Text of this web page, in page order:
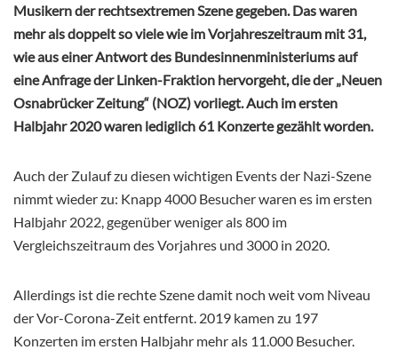
Musikern der rechtsextremen Szene gegeben. Das waren
mehr als doppelt so viele wie im Vorjahreszeitraum mit 31,
wie aus einer Antwort des Bundesinnenministeriums auf
eine Anfrage der Linken-Fraktion hervorgeht, die der „Neuen
Osnabrücker Zeitung“ (NOZ) vorliegt. Auch im ersten
Halbjahr 2020 waren lediglich 61 Konzerte gezählt worden.
Auch der Zulauf zu diesen wichtigen Events der Nazi-Szene
nimmt wieder zu: Knapp 4000 Besucher waren es im ersten
Halbjahr 2022, gegenüber weniger als 800 im
Vergleichszeitraum des Vorjahres und 3000 in 2020.
Allerdings ist die rechte Szene damit noch weit vom Niveau
der Vor-Corona-Zeit entfernt. 2019 kamen zu 197
Konzerten im ersten Halbjahr mehr als 11.000 Besucher.